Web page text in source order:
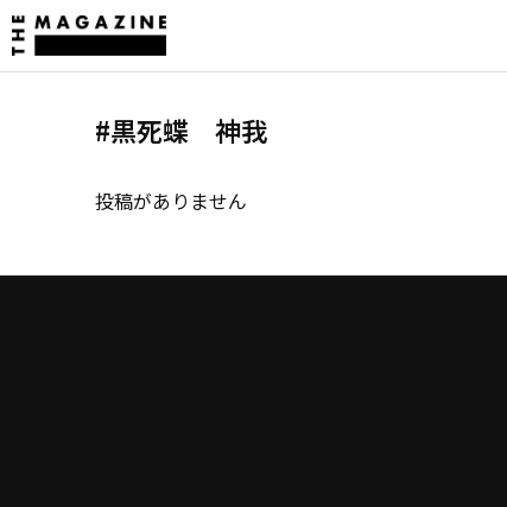
#黒死蝶 神我
投稿がありません